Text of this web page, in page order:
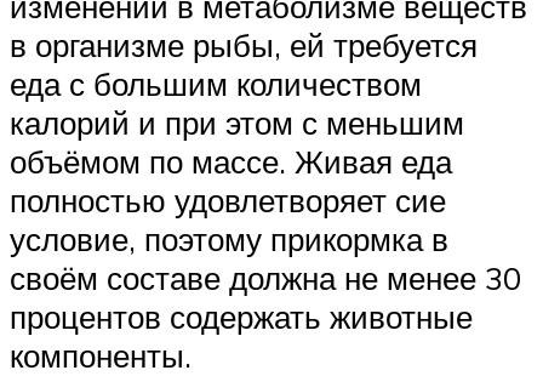
в организме рыбы, ей требуется
еда с большим количеством
калорий и при этом с меньшим
объёмом по массе. Живая еда
полностью удовлетворяет сие
условие, поэтому прикормка в
своём составе должна не менее 30
процентов содержать животные
компоненты.